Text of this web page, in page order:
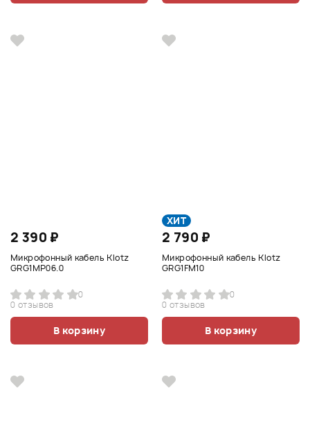
2 390 ₽
Микрофонный кабель Klotz
GRG1MP06.0
0
0 отзывов
В корзину
ХИТ
2 790 ₽
Микрофонный кабель Klotz
GRG1FM10
0
0 отзывов
В корзину